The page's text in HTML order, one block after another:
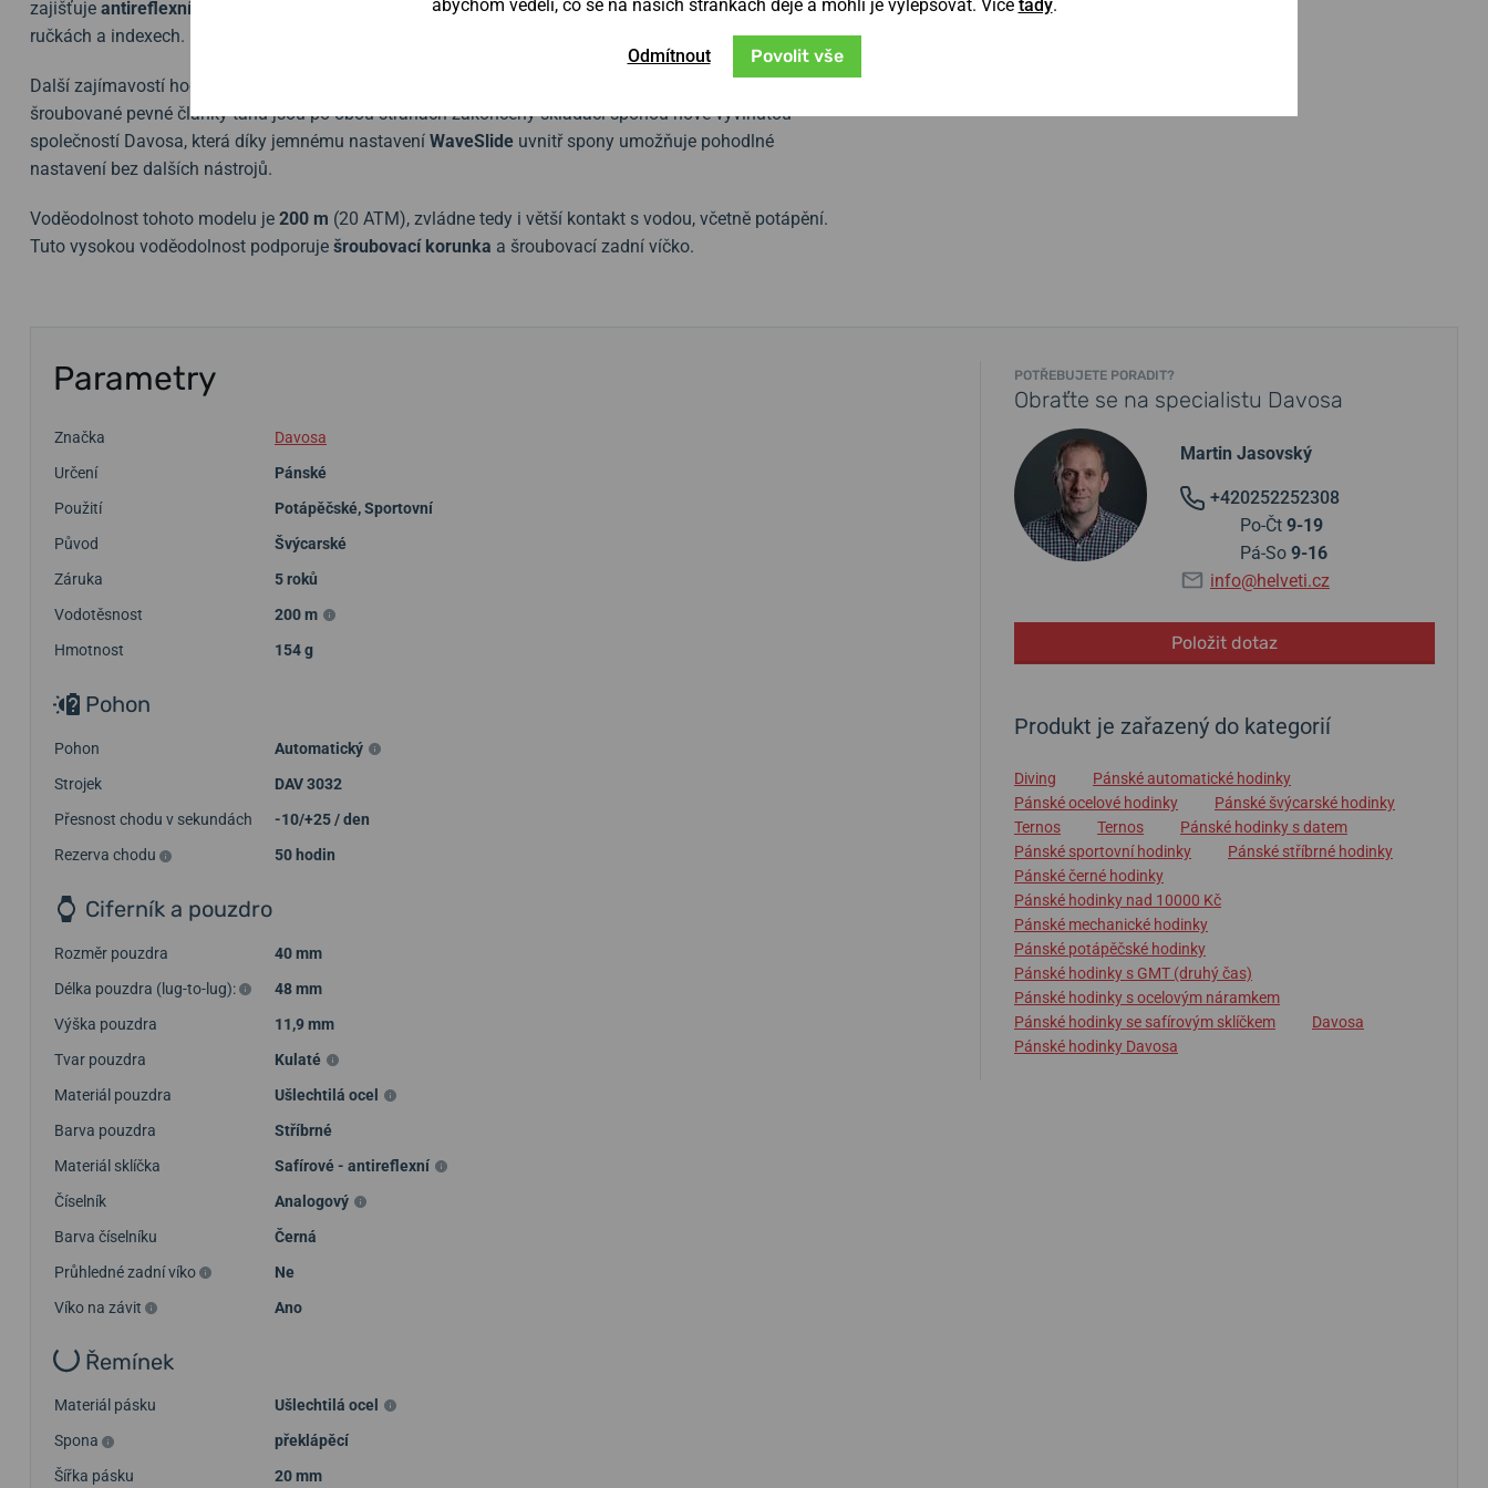
zajišťuje antireflexní vrstva
. Přehlednost ve tmě pak zajišťuje luminiscence SuperLumiNova® BGW9 na
ručkách a indexech.
Další zajímavostí hodinek Ternos Professional je přepracovaný ocelový tah
šroubované pevné články tahu jsou po obou stranách zakončeny skládací sponou nově vyvinutou
společností Davosa, která díky jemnému nastavení WaveSlide uvnitř spony umožňuje pohodlné
nastavení bez dalších nástrojů.
Voděodolnost tohoto modelu je 200 m (20 ATM), zvládne tedy i větší kontakt s vodou, včetně potápění.
Tuto vysokou voděodolnost podporuje šroubovací korunka a šroubovací zadní víčko.
Parametry
Značka
Davosa
Určení
Pánské
Použití
Potápěčské,Sportovní
Původ
Švýcarské
Záruka
5 roků
Vodotěsnost
200 m
Hmotnost
154 g
Pohon
Pohon
Automatický
Strojek
DAV 3032
Přesnost chodu v sekundách
-10/+25 / den
Rezerva chodu
50 hodin
Ciferník a pouzdro
Rozměr pouzdra
40 mm
Délka pouzdra (lug-to-lug):
48 mm
Výška pouzdra
11,9 mm
Tvar pouzdra
Kulaté
Materiál pouzdra
Ušlechtilá ocel
Barva pouzdra
Stříbrné
Materiál sklíčka
Safírové - antireflexní
Číselník
Analogový
Barva číselníku
Černá
Průhledné zadní víko
Ne
Víko na závit
Ano
Řemínek
Materiál pásku
Ušlechtilá ocel
Spona
překlápěcí
Šířka pásku
20 mm
POTŘEBUJETE PORADIT?
Obraťte se na specialistu Davosa
Martin Jasovský
+420252252308
Po-Čt 9-19
Pá-So 9-16
info@helveti.cz
Položit dotaz
Produkt je zařazený do kategorií
Diving
Pánské automatické hodinky
Pánské ocelové hodinky
Pánské švýcarské hodinky
Ternos
Ternos
Pánské hodinky s datem
Pánské sportovní hodinky
Pánské stříbrné hodinky
Pánské černé hodinky
Pánské hodinky nad 10000 Kč
Pánské mechanické hodinky
Pánské potápěčské hodinky
Pánské hodinky s GMT (druhý čas)
Pánské hodinky s ocelovým náramkem
Pánské hodinky se safírovým sklíčkem
Davosa
Pánské hodinky Davosa
abychom věděli, co se na našich stránkách děje a mohli je vylepšovat. Více tady.
Odmítnout Povolit vše